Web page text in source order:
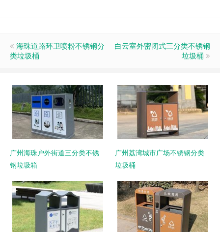
海珠道路环卫喷粉不锈钢分
类垃圾桶
白云室外密闭式三分类不锈钢
垃圾桶
广州海珠户外街道三分类不锈
钢垃圾箱
广州荔湾城市广场不锈钢分类
垃圾桶